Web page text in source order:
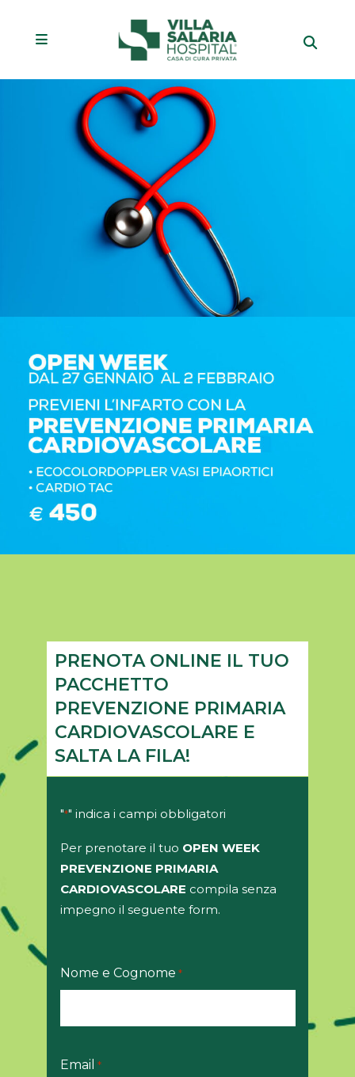
PRENOTA ONLINE IL TUO
PACCHETTO
PREVENZIONE PRIMARIA
CARDIOVASCOLARE E
SALTA LA FILA!
"*" indica i campi obbligatori
Per prenotare il tuo OPEN WEEK
PREVENZIONE PRIMARIA
CARDIOVASCOLARE compila senza
impegno il seguente form.
Nome e Cognome *
Email *